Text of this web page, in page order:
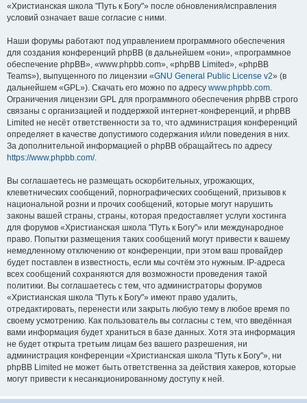
«Христианская школа "Путь к Богу"» после обновления/исправления
условий означает ваше согласие с ними.
Наши форумы работают под управлением программного обеспечения
для создания конференций phpBB (в дальнейшем «они», «программное
обеспечение phpBB», «www.phpbb.com», «phpBB Limited», «phpBB
Teams»), выпущенного по лицензии «GNU General Public License v2» (в
дальнейшем «GPL»). Скачать его можно по адресу www.phpbb.com.
Ограничения лицензии GPL для программного обеспечения phpBB строго
связаны с организацией и поддержкой интернет-конференций, и phpBB
Limited не несёт ответственности за то, что администрация конференций
определяет в качестве допустимого содержания и/или поведения в них.
За дополнительной информацией о phpBB обращайтесь по адресу
https://www.phpbb.com/.
Вы соглашаетесь не размещать оскорбительных, угрожающих,
клеветнических сообщений, порнографических сообщений, призывов к
национальной розни и прочих сообщений, которые могут нарушить
законы вашей страны, страны, которая предоставляет услуги хостинга
для форумов «Христианская школа "Путь к Богу"» или международное
право. Попытки размещения таких сообщений могут привести к вашему
немедленному отключению от конференции, при этом ваш провайдер
будет поставлен в известность, если мы сочтём это нужным. IP-адреса
всех сообщений сохраняются для возможности проведения такой
политики. Вы соглашаетесь с тем, что администраторы форумов
«Христианская школа "Путь к Богу"» имеют право удалить,
отредактировать, перенести или закрыть любую тему в любое время по
своему усмотрению. Как пользователь вы согласны с тем, что введённая
вами информация будет храниться в базе данных. Хотя эта информация
не будет открыта третьим лицам без вашего разрешения, ни
администрация конференции «Христианская школа "Путь к Богу"», ни
phpBB Limited не может быть ответственна за действия хакеров, которые
могут привести к несанкционированному доступу к ней.